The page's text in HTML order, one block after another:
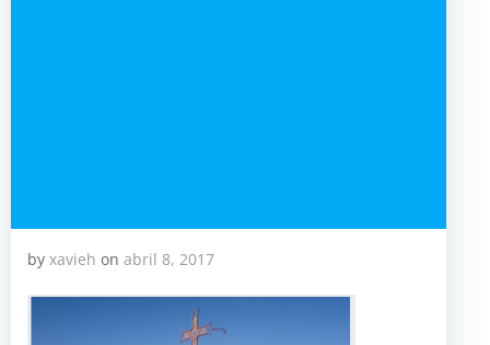
by xavieh on abril 8, 2017